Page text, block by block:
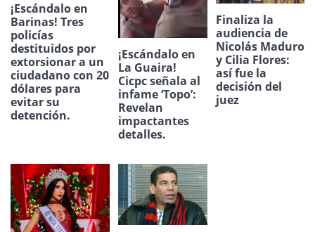
¡Escándalo en
Barinas! Tres
policías
destituidos por
extorsionar a un
ciudadano con 20
dólares para
evitar su
detención.
¡Escándalo en
La Guaira!
Cicpc señala al
infame ‘Topo’:
Revelan
impactantes
detalles.
Finaliza la
audiencia de
Nicolás Maduro
y Cilia Flores:
así fue la
decisión del
juez